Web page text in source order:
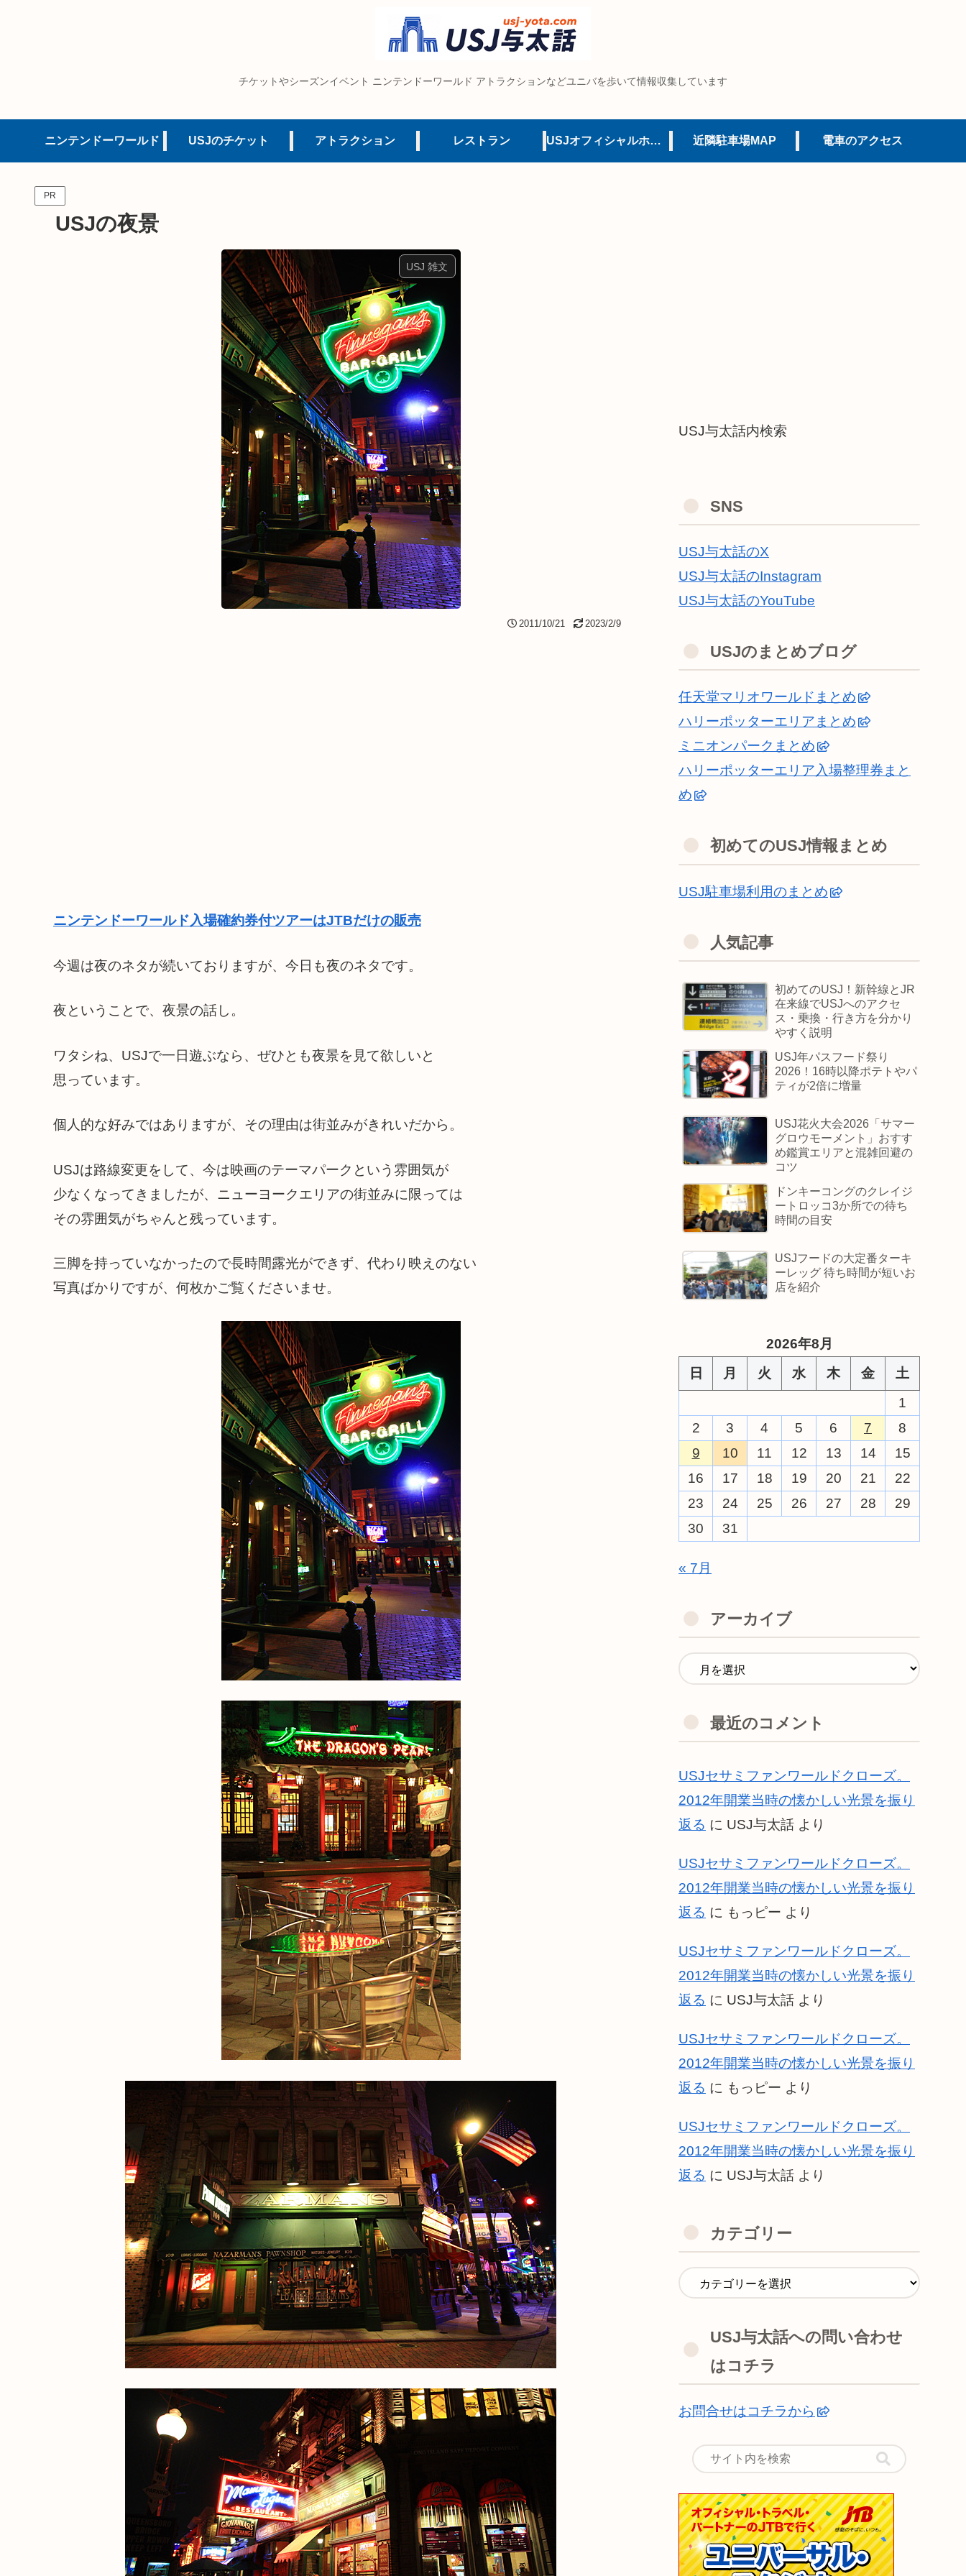
チケットやシーズンイベント ニンテンドーワールド アトラクションなどユニバを歩いて情報収集しています
ニンテンドーワールド USJのチケット アトラクション レストラン USJオフィシャルホテル 近隣駐車場MAP 電車のアクセス
PR
USJの夜景
USJ 雑文
2011/10/21 2023/2/9
ニンテンドーワールド入場確約券付ツアーはJTBだけの販売
今週は夜のネタが続いておりますが、今日も夜のネタです。
夜ということで、夜景の話し。
ワタシね、USJで一日遊ぶなら、ぜひとも夜景を見て欲しいと
思っています。
個人的な好みではありますが、その理由は街並みがきれいだから。
USJは路線変更をして、今は映画のテーマパークという雰囲気が
少なくなってきましたが、ニューヨークエリアの街並みに限っては
その雰囲気がちゃんと残っています。
三脚を持っていなかったので長時間露光ができず、代わり映えのない
写真ばかりですが、何枚かご覧くださいませ。
USJ与太話内検索
SNS
USJ与太話のX
USJ与太話のInstagram
USJ与太話のYouTube
USJのまとめブログ
任天堂マリオワールドまとめ
ハリーポッターエリアまとめ
ミニオンパークまとめ
ハリーポッターエリア入場整理券まと
め
初めてのUSJ情報まとめ
USJ駐車場利用のまとめ
人気記事
初めてのUSJ！新幹線とJR
在来線でUSJへのアクセ
ス・乗換・行き方を分かり
やすく説明
USJ年パスフード祭り
2026！16時以降ポテトやパ
ティが2倍に増量
USJ花火大会2026「サマー
グロウモーメント」おすす
め鑑賞エリアと混雑回避の
コツ
ドンキーコングのクレイジ
ートロッコ3か所での待ち
時間の目安
USJフードの大定番ターキ
ーレッグ 待ち時間が短いお
店を紹介
2026年8月
日
月 火 水 木 金
土
1
2
3 4 5 6 7
8
9
10 11 12 13 14
15
16
17 18 19 20 21
22
23
24 25 26 27 28
29
30
31
« 7月
アーカイブ
最近のコメント
USJセサミファンワールドクローズ。
2012年開業当時の懐かしい光景を振り
返る に USJ与太話 より
USJセサミファンワールドクローズ。
2012年開業当時の懐かしい光景を振り
返る に もっピー より
USJセサミファンワールドクローズ。
2012年開業当時の懐かしい光景を振り
返る に USJ与太話 より
USJセサミファンワールドクローズ。
2012年開業当時の懐かしい光景を振り
返る に もっピー より
USJセサミファンワールドクローズ。
2012年開業当時の懐かしい光景を振り
返る に USJ与太話 より
カテゴリー
USJ与太話への問い合わせ
はコチラ
お問合せはコチラから